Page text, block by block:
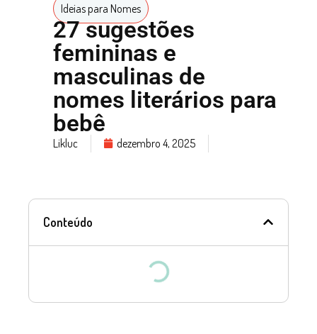
Ideias para Nomes
27 sugestões
femininas e
masculinas de
nomes literários para
bebê
Likluc dezembro 4, 2025
Conteúdo